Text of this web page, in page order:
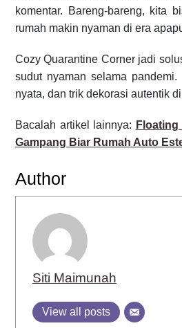
komentar. Bareng-bareng, kita
rumah makin nyaman di era
Cozy Quarantine Corner jadi
sudut nyaman selama
nyata, dan trik dekorasi autentik
Bacalah artikel lainnya:
Gampang Biar Rumah Auto
Author
Siti Maimunah
View all posts